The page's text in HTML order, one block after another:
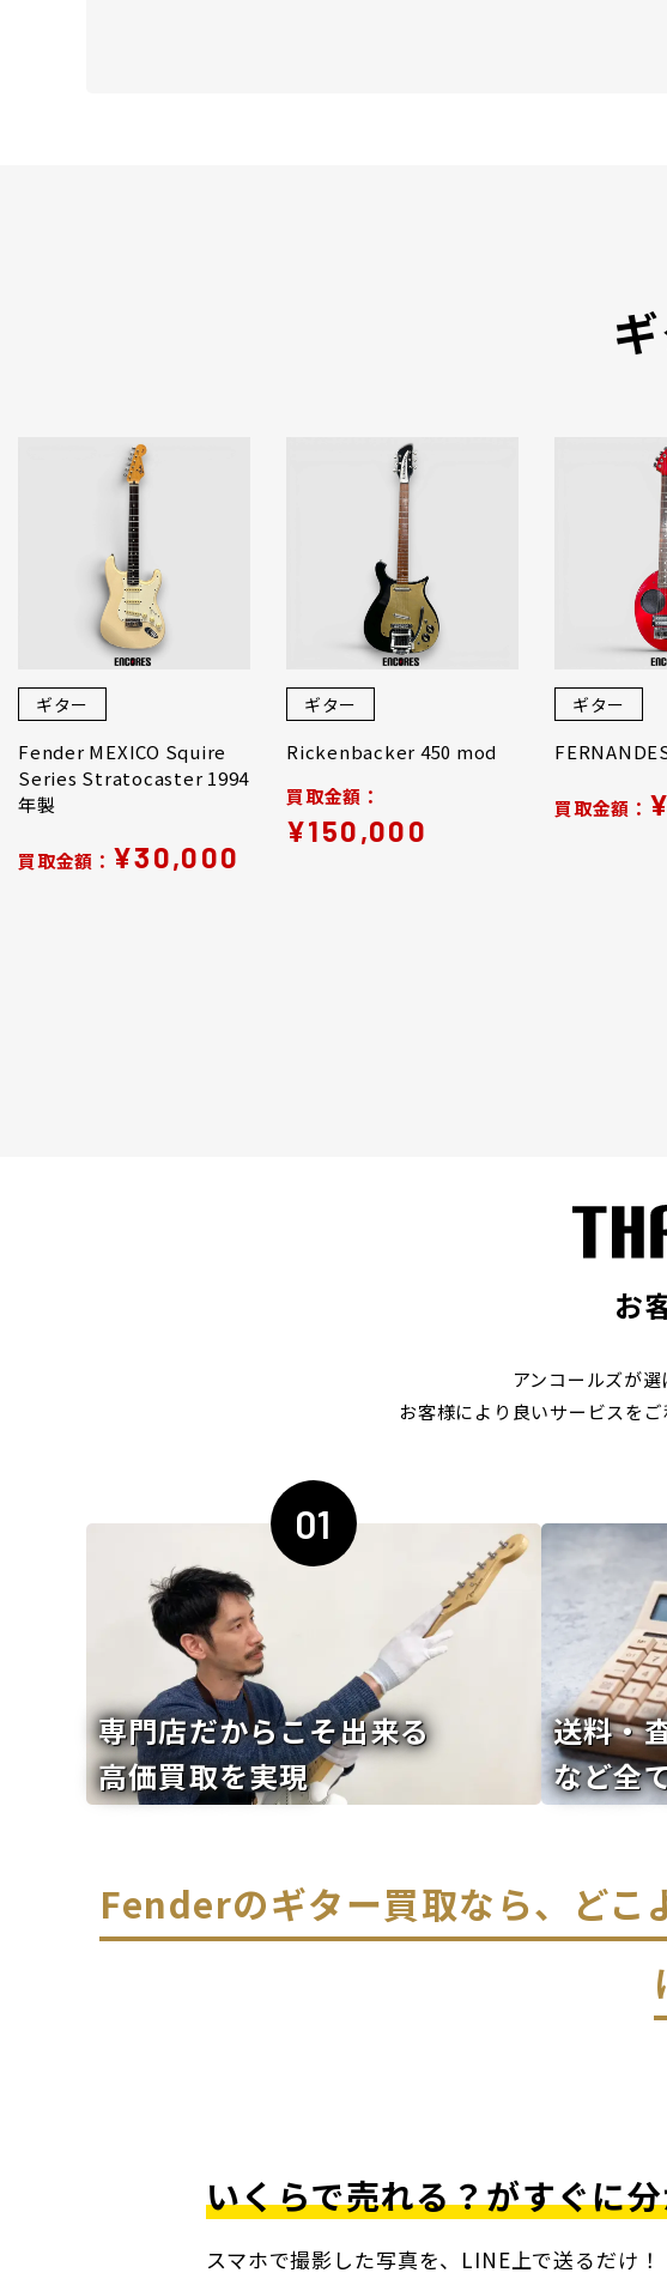
ギター
Fender MEXICO Squire
Series Stratocaster 1994
年製
買取金額： ¥30,000
ギター
Rickenbacker 450 mod
買取金額：
¥150,000
ギター
買取金額：
お
アンコールズが
お客様により良いサービスを
01
専門店だからこそ出来る
高価買取を実現
送料・
など全
Fenderのギター買取なら、どこ
いくらで売れる？がすぐに
スマホで撮影した写真を、LINE上で送るだけ！